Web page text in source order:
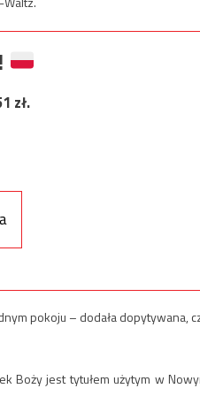
zł.
pokoju – dodała dopytywana,
Boży jest tytułem użytym w